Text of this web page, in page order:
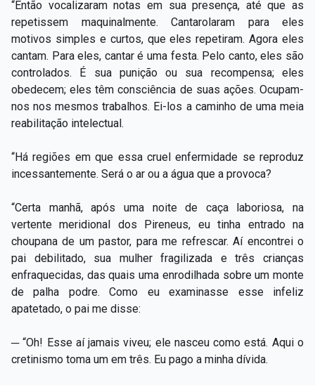
“Então vocalizaram notas em sua presença, até que as
repetissem maquinalmente. Cantarolaram para eles
motivos simples e curtos, que eles repetiram. Agora eles
cantam. Para eles, cantar é uma festa. Pelo canto, eles são
controlados. É sua punição ou sua recompensa; eles
obedecem; eles têm consciência de suas ações. Ocupam-
nos nos mesmos trabalhos. Ei-los a caminho de uma meia
reabilitação intelectual.
“Há regiões em que essa cruel enfermidade se reproduz
incessantemente. Será o ar ou a água que a provoca?
“Certa manhã, após uma noite de caça laboriosa, na
vertente meridional dos Pireneus, eu tinha entrado na
choupana de um pastor, para me refrescar. Aí encontrei o
pai debilitado, sua mulher fragilizada e três crianças
enfraquecidas, das quais uma enrodilhada sobre um monte
de palha podre. Como eu examinasse esse infeliz
apatetado, o pai me disse:
─ “Oh! Esse aí jamais viveu; ele nasceu como está. Aqui o
cretinismo toma um em três. Eu pago a minha dívida.